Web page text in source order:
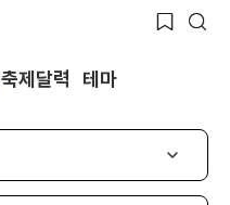
축제달력 테마